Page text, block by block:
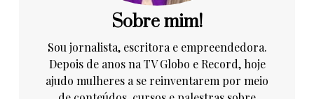
Sobre mim!
Sou jornalista, escritora e empreendedora.
Depois de anos na TV Globo e Record, hoje
ajudo mulheres a se reinventarem por meio